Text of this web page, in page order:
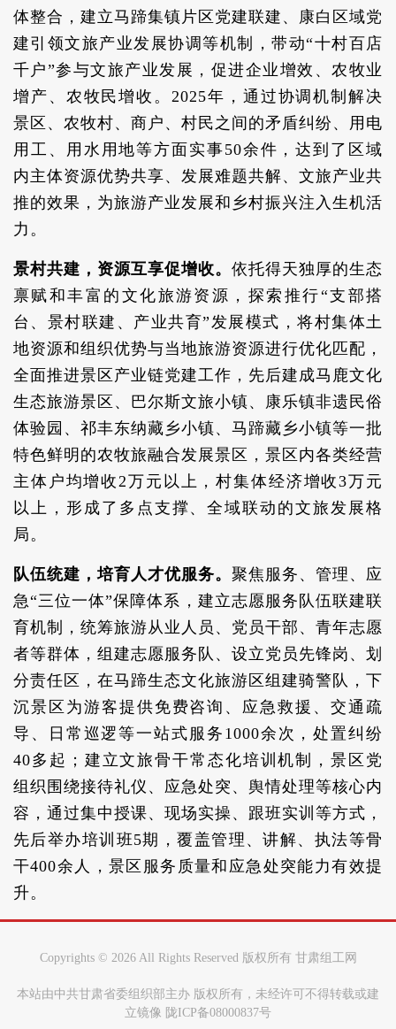
体整合，建立马蹄集镇片区党建联建、康白区域党
建引领文旅产业发展协调等机制，带动“十村百店
千户”参与文旅产业发展，促进企业增效、农牧业
增产、农牧民增收。2025年，通过协调机制解决
景区、农牧村、商户、村民之间的矛盾纠纷、用电
用工、用水用地等方面实事50余件，达到了区域
内主体资源优势共享、发展难题共解、文旅产业共
推的效果，为旅游产业发展和乡村振兴注入生机活
力。
景村共建，资源互享促增收。 依托得天独厚的生态
禀赋和丰富的文化旅游资源，探索推行“支部搭
台、景村联建、产业共育”发展模式，将村集体土
地资源和组织优势与当地旅游资源进行优化匹配，
全面推进景区产业链党建工作，先后建成马鹿文化
生态旅游景区、巴尔斯文旅小镇、康乐镇非遗民俗
体验园、祁丰东纳藏乡小镇、马蹄藏乡小镇等一批
特色鲜明的农牧旅融合发展景区，景区内各类经营
主体户均增收2万元以上，村集体经济增收3万元
以上，形成了多点支撑、全域联动的文旅发展格
局。
队伍统建，培育人才优服务。 聚焦服务、管理、应
急“三位一体”保障体系，建立志愿服务队伍联建联
育机制，统筹旅游从业人员、党员干部、青年志愿
者等群体，组建志愿服务队、设立党员先锋岗、划
分责任区，在马蹄生态文化旅游区组建骑警队，下
沉景区为游客提供免费咨询、应急救援、交通疏
导、日常巡逻等一站式服务1000余次，处置纠纷
40多起；建立文旅骨干常态化培训机制，景区党
组织围绕接待礼仪、应急处突、舆情处理等核心内
容，通过集中授课、现场实操、跟班实训等方式，
先后举办培训班5期，覆盖管理、讲解、执法等骨
干400余人，景区服务质量和应急处突能力有效提
升。
Copyrights © 2026 All Rights Reserved 版权所有 甘肃组工网
本站由中共甘肃省委组织部主办 版权所有，未经许可不得转载或建
立镜像 陇ICP备08000837号